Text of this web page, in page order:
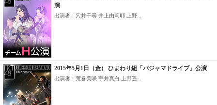
演
出演者：穴井千尋 井上由莉耶 上野...
2015年5月1日（金） ひまわり組「パジャマドライブ」公演
出演者：荒巻美咲 宇井真白 上野遥...